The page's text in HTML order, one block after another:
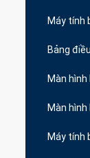
Máy tính
Bảng
Màn
Màn hình
Máy tính